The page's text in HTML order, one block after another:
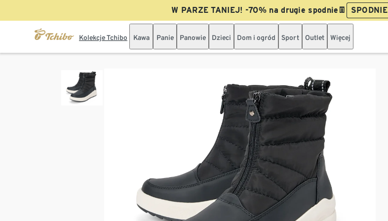
W PARZE TANIEJ! -70% na drugie spodnie👖 SPODNIE
Kolekcje Tchibo Kawa Panie Panowie Dzieci Dom i ogród Sport Outlet Więcej